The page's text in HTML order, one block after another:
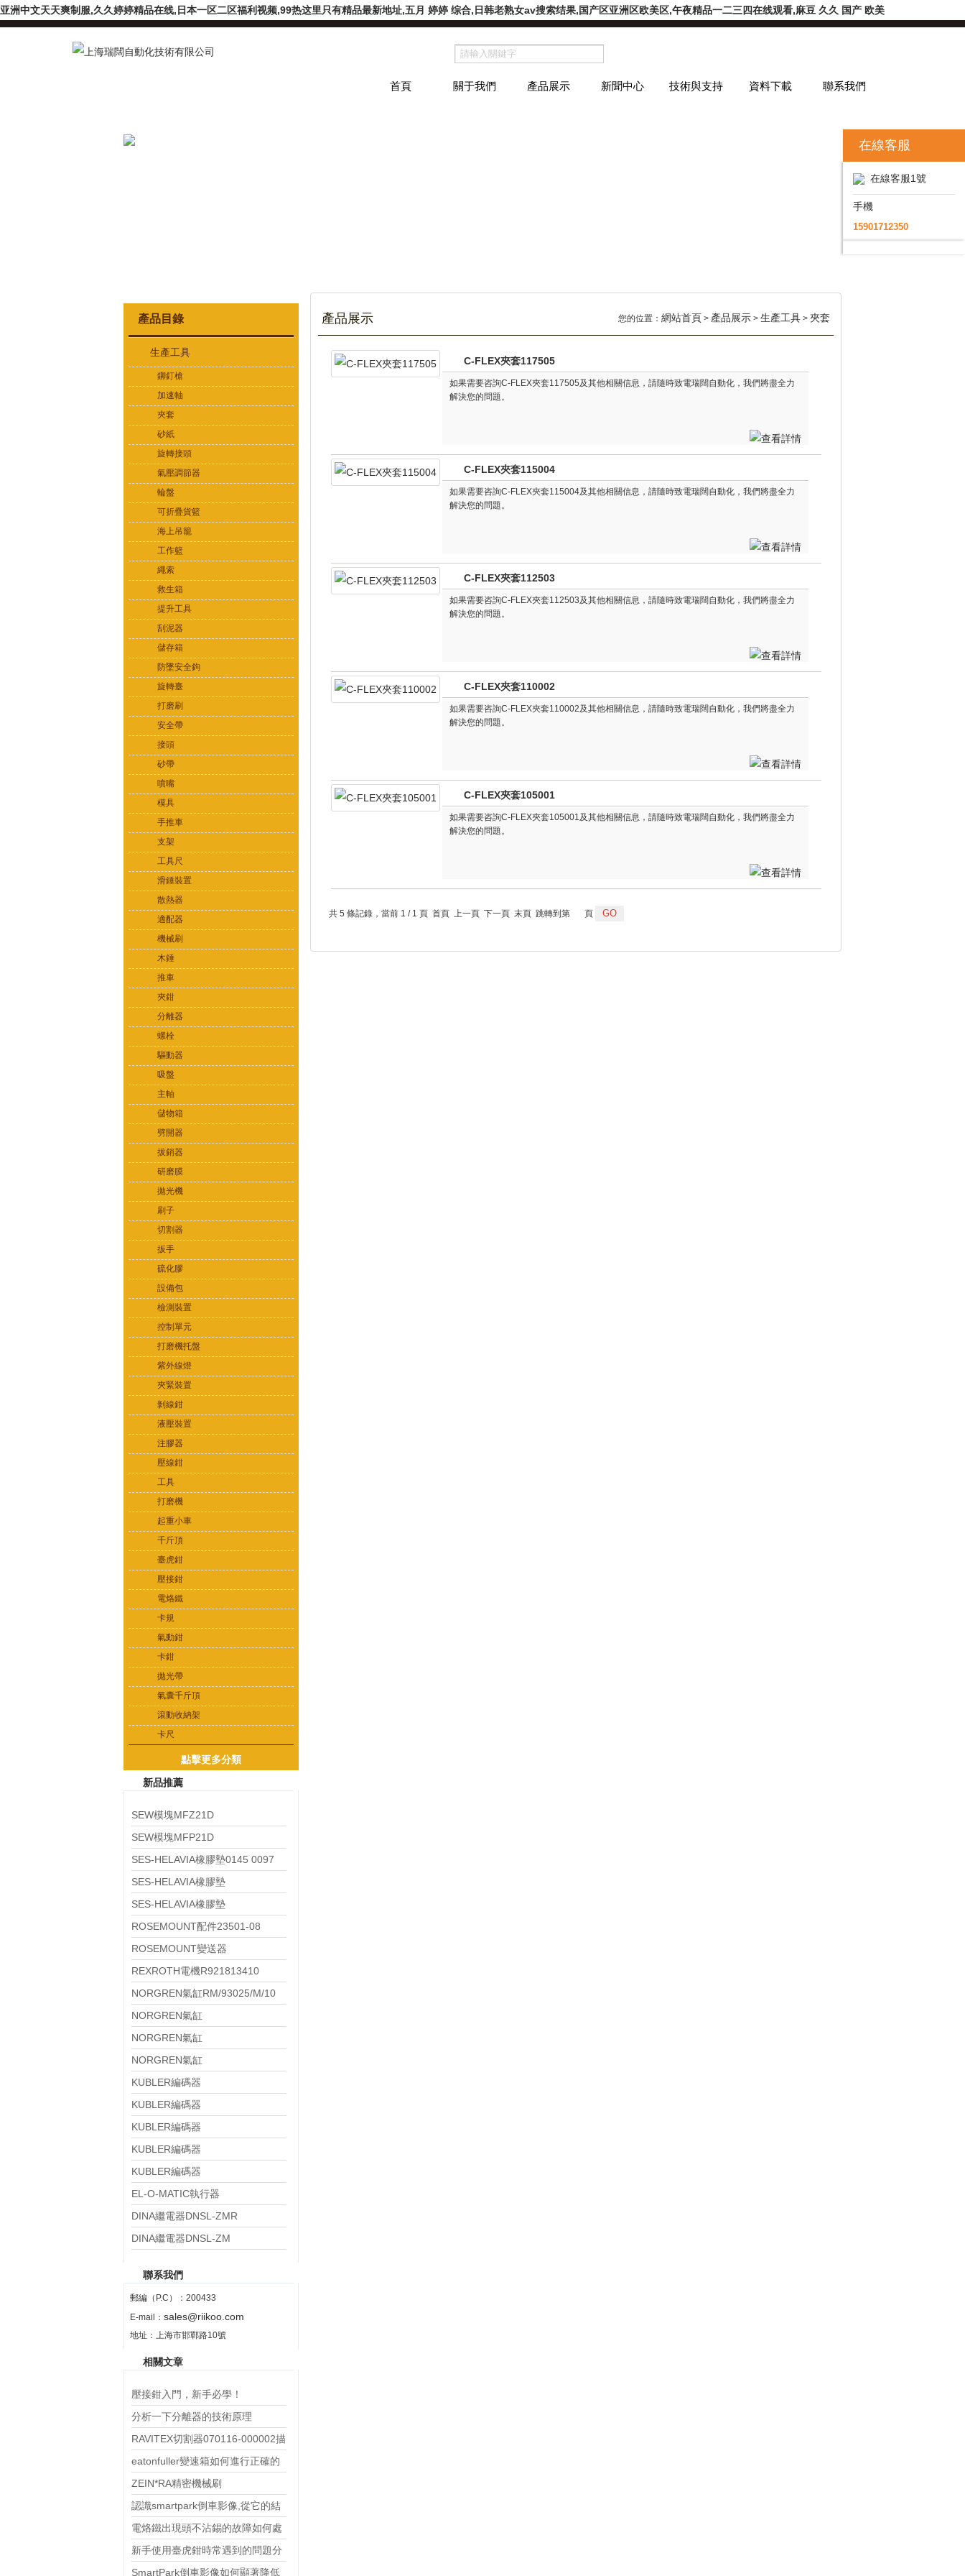
亚洲中文天天爽制服,久久婷婷精品在线,日本一区二区福利视频,99热这里只有精品最新地址,五月 婷婷 综合,日韩老熟女av搜索结果,国产区亚洲区欧美区,午夜精品一二三四在线观看,麻豆 久久 国产 欧美
首頁 關于我們 產品展示 新聞中心 技術與支持 資料下載 聯系我們
產品目錄
生產工具
鉚釘槍
加速軸
夾套
砂紙
旋轉接頭
氣壓調節器
輪盤
可折疊貨籃
海上吊籠
工作籃
繩索
救生箱
提升工具
刮泥器
儲存箱
防墜安全鉤
旋轉臺
打磨刷
安全帶
接頭
砂帶
噴嘴
模具
手推車
支架
工具尺
滑錘裝置
散熱器
適配器
機械刷
木錘
推車
夾鉗
分離器
螺栓
驅動器
吸盤
主軸
儲物箱
劈開器
拔銷器
研磨膜
拋光機
刷子
切割器
扳手
硫化膠
設備包
檢測裝置
控制單元
打磨機托盤
紫外線燈
夾緊裝置
剝線鉗
液壓裝置
注膠器
壓線鉗
工具
打磨機
起重小車
千斤頂
臺虎鉗
壓接鉗
電烙鐵
卡規
氣動鉗
卡鉗
拋光帶
氣囊千斤頂
滾動收納架
卡尺
點擊更多分類
新品推薦
SEW模塊MFZ21D
SEW模塊MFP21D
SES-HELAVIA橡膠墊0145 0097
010
SES-HELAVIA橡膠墊
0145 0024 010
SES-HELAVIA橡膠墊
0145 0023 010
ROSEMOUNT配件23501-08
ROSEMOUNT變送器
644HAE5J2M5T1
REXROTH電機R921813410
NORGREN氣缸RM/93025/M/10
NORGREN氣缸
RM/8021/M/EX/100
NORGREN氣缸
PRA/802125/M/EX/80
NORGREN氣缸
PRA/802050/M/EX/125
KUBLER編碼器
8.KIS40.134B.0600.P03.0008
KUBLER編碼器
8.KIS40.134B.0360.P03.0005
KUBLER編碼器
8.KIS40.133B.0360.P03.0008
KUBLER編碼器
8.KIH50.0311.500.S234
KUBLER編碼器
8.KIH50.035A.1024.0080.S234
EL-O-MATIC執行器
PS4000.M0A08A.00N0
DINA繼電器DNSL-ZMR
DINA繼電器DNSL-ZM
聯系我們
郵編（P.C）：200433
E-mail： sales@riikoo.com
地址：上海市邯鄲路10號
相關文章
壓接鉗入門，新手必學！
分析一下分離器的技術原理
RAVITEX切割器070116-000002描
述
eatonfuller變速箱如何進行正確的
操作和換擋？
ZEIN*RA精密機械刷
UBS3/UBM3/UBM4/技術數據
認識smartpark倒車影像,從它的結
構和注意事項開始
電烙鐵出現頭不沾錫的故障如何處
理
新手使用臺虎鉗時常遇到的問題分
析
SmartPark倒車影像如何顯著降低
產品展示 您的位置： 網站首頁 > 產品展示 > 生產工具 > 夾套
C-FLEX夾套117505
如果需要咨詢C-FLEX夾套117505及其他相關信息，請隨時致電瑞闊自動化，我們將盡全力
解決您的問題。
C-FLEX夾套115004
如果需要咨詢C-FLEX夾套115004及其他相關信息，請隨時致電瑞闊自動化，我們將盡全力
解決您的問題。
C-FLEX夾套112503
如果需要咨詢C-FLEX夾套112503及其他相關信息，請隨時致電瑞闊自動化，我們將盡全力
解決您的問題。
C-FLEX夾套110002
如果需要咨詢C-FLEX夾套110002及其他相關信息，請隨時致電瑞闊自動化，我們將盡全力
解決您的問題。
C-FLEX夾套105001
如果需要咨詢C-FLEX夾套105001及其他相關信息，請隨時致電瑞闊自動化，我們將盡全力
解決您的問題。
共 5 條記錄，當前 1 / 1 頁 首頁 上一頁 下一頁 末頁 跳轉到第 頁
在線客服
在線客服1號
手機
15901712350